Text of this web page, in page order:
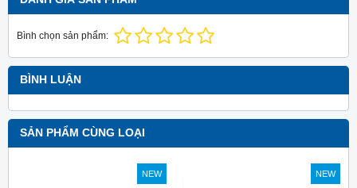
Bình chọn sản phẩm:
BÌNH LUẬN
SẢN PHẨM CÙNG LOẠI
NEW NEW